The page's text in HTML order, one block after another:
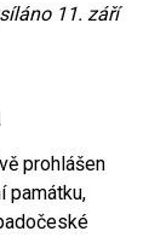
11. září
prohlášen
památku,